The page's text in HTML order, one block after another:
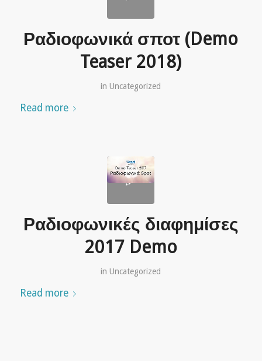
Ραδιοφωνικά σποτ (Demo
Teaser 2018)
inUncategorized
Read more
Ραδιοφωνικές διαφημίσες
2017 Demo
inUncategorized
Read more